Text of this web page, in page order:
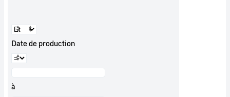
Date de production
à